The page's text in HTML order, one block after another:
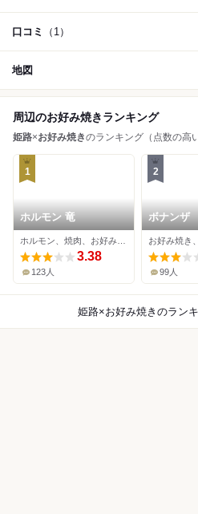
口コミ （1）
地図
周辺のお好み焼きランキング
姫路×お好み焼きのランキング（点数の高
1
ホルモン 竜
3.38
123人
2
ボナンザ
99人
姫路×お好み焼き のラン